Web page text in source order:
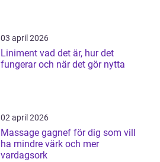
03 april 2026
Liniment vad det är, hur det
fungerar och när det gör nytta
02 april 2026
Massage gagnef för dig som vill
ha mindre värk och mer
vardagsork